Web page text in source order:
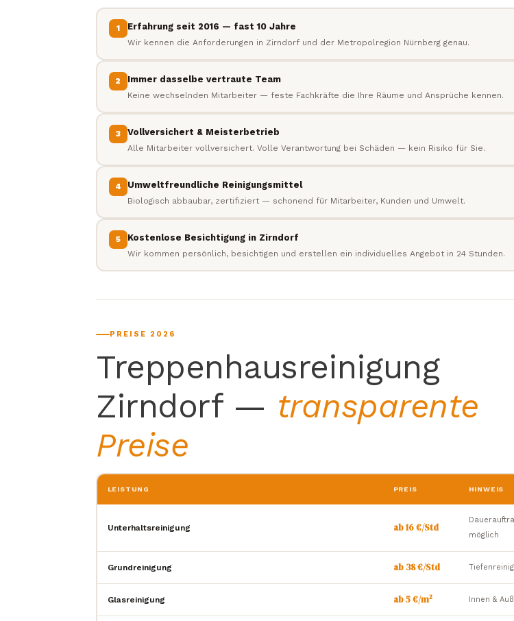
1 Erfahrung seit 2016 — fast 10 Jahre
Wir kennen die Anforderungen in Zirndorf und der Metropolregion Nürnberg genau.
2 Immer dasselbe vertraute Team
Keine wechselnden Mitarbeiter — feste Fachkräfte die Ihre Räume und Ansprüche kennen.
3 Vollversichert & Meisterbetrieb
Alle Mitarbeiter vollversichert. Volle Verantwortung bei Schäden — kein Risiko für Sie.
4 Umweltfreundliche Reinigungsmittel
Biologisch abbaubar, zertifiziert — schonend für Mitarbeiter, Kunden und Umwelt.
5 Kostenlose Besichtigung in Zirndorf
Wir kommen persönlich, besichtigen und erstellen ein individuelles Angebot in 24 Stunden.
PREISE 2026
Treppenhausreinigung
Zirndorf — transparente
Preise
LEISTUNG PREIS HINWEIS
Unterhaltsreinigung ab 16 €/Std
möglich
Grundreinigung ab 38 €/Std
Glasreinigung ab 5 €/m² Innen &